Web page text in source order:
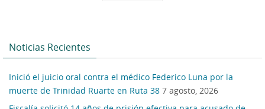
Noticias Recientes
Inició el juicio oral contra el médico Federico Luna por la
muerte de Trinidad Ruarte en Ruta 38 7 agosto, 2026